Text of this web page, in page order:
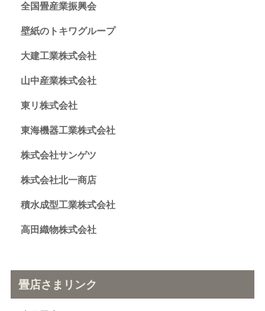
全国畳産業振興会
壁紙のトキワグループ
大建工業株式会社
山中産業株式会社
東リ株式会社
東海機器工業株式会社
株式会社サンゲツ
株式会社北一商店
積水成型工業株式会社
高田織物株式会社
畳店さまリンク